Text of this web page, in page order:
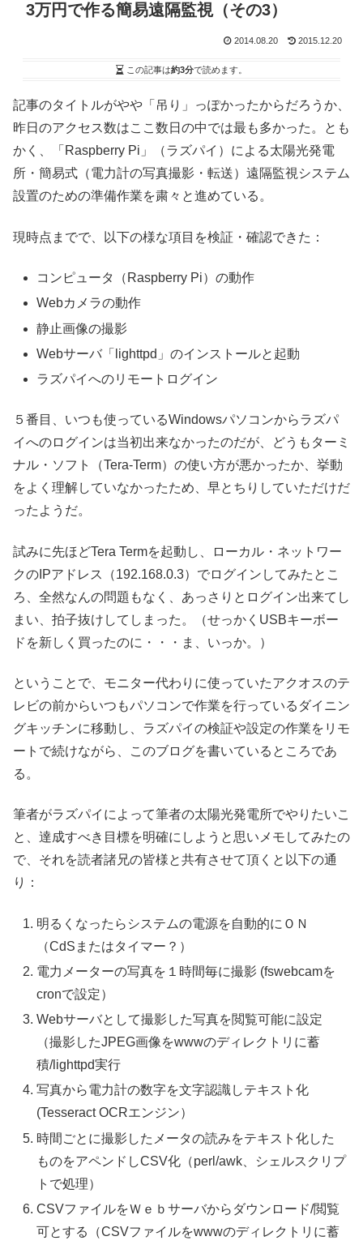
3万円で作る簡易遠隔監視（その3）
2014.08.20 2015.12.20
この記事は約3分で読めます。
記事のタイトルがやや「吊り」っぽかったからだろうか、
昨日のアクセス数はここ数日の中では最も多かった。とも
かく、「Raspberry Pi」（ラズパイ）による太陽光発電
所・簡易式（電力計の写真撮影・転送）遠隔監視システム
設置のための準備作業を粛々と進めている。
現時点までで、以下の様な項目を検証・確認できた：
コンピュータ（Raspberry Pi）の動作
Webカメラの動作
静止画像の撮影
Webサーバ「lighttpd」のインストールと起動
ラズパイへのリモートログイン
５番目、いつも使っているWindowsパソコンからラズパ
イへのログインは当初出来なかったのだが、どうもターミ
ナル・ソフト（Tera-Term）の使い方が悪かったか、挙動
をよく理解していなかったため、早とちりしていただけだ
ったようだ。
試みに先ほどTera Termを起動し、ローカル・ネットワー
クのIPアドレス（192.168.0.3）でログインしてみたとこ
ろ、全然なんの問題もなく、あっさりとログイン出来てし
まい、拍子抜けしてしまった。（せっかくUSBキーボー
ドを新しく買ったのに・・・ま、いっか。）
ということで、モニター代わりに使っていたアクオスのテ
レビの前からいつもパソコンで作業を行っているダイニン
グキッチンに移動し、ラズパイの検証や設定の作業をリモ
ートで続けながら、このブログを書いているところであ
る。
筆者がラズパイによって筆者の太陽光発電所でやりたいこ
と、達成すべき目標を明確にしようと思いメモしてみたの
で、それを読者諸兄の皆様と共有させて頂くと以下の通
り：
明るくなったらシステムの電源を自動的にＯＮ
（CdSまたはタイマー？）
電力メーターの写真を１時間毎に撮影 (fswebcamを
cronで設定）
Webサーバとして撮影した写真を閲覧可能に設定
（撮影したJPEG画像をwwwのディレクトリに蓄
積/lighttpd実行
写真から電力計の数字を文字認識しテキスト化
(Tesseract OCRエンジン）
時間ごとに撮影したメータの読みをテキスト化した
ものをアペンドしCSV化（perl/awk、シェルスクリプ
トで処理）
CSVファイルをＷｅｂサーバからダウンロード/閲覧
可とする（CSVファイルをwwwのディレクトリに蓄